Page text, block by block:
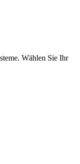
Wählen Sie Ihr